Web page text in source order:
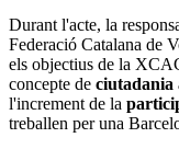
Durant l'acte, la
Federació Catalana de
els objectius de la
concepte de ciutadania
l'increment de la
treballen per una